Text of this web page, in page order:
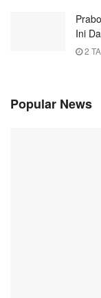
Ini
2
Popular News